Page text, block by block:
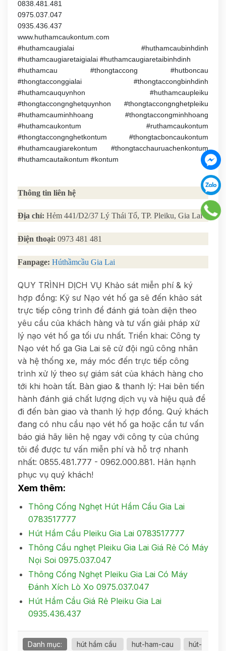
0838.481.481
0975.037.047
0935.436.437
www.huthamcaukontum.com
#huthamcaugialai #huthamcaubinhdinh
#huthamcaugiaretaigialai #huthamcaugiaretaibinhdinh
#huthamcau #thongtaccong #hutboncau
#thongtacconggialai #thongtaccongbinhdinh
#huthamcauquynhon #huthamcaupleiku
#thongtaccongnghetquynhon #thongtaccongnghetpleiku
#huthamcauminhhoang #thongtaccongminhhoang
#huthamcaukontum #ruthamcaukontum
#thongtaccongnghetkontum #thongtacboncaukontum
#huthamcaugiarekontum #thongtacchauruachenkontum
#huthamcautaikontum #kontum
Thông tin liên hệ
Địa chỉ: Hẻm 441/D2/37 Lý Thái Tổ, TP. Pleiku, Gia Lai
Điện thoại: 0973 481 481
Fanpage: Húthầmcầu Gia Lai
QUY TRÌNH DỊCH VỤ Khảo sát miễn phí & ký
hợp đồng: Kỹ sư Nạo vét hố ga sẽ đến khảo sát
trực tiếp công trình để đánh giá toàn diện theo
yêu cầu của khách hàng và tư vấn giải pháp xử
lý nạo vét hố ga tối ưu nhất. Triển khai: Công ty
Nạo vét hố ga Gia Lai sẽ cử đội ngũ công nhân
và hệ thống xe, máy móc đến trực tiếp công
trình xử lý theo sự giám sát của khách hàng cho
tới khi hoàn tất. Bàn giao & thanh lý: Hai bên tiến
hành đánh giá chất lượng dịch vụ và hiệu quả để
đi đến bàn giao và thanh lý hợp đồng. Quý khách
đang có nhu cầu nạo vét hố ga hoặc cần tư vấn
báo giá hãy liên hệ ngay với công ty của chúng
tôi để được tư vấn miễn phí và hỗ trợ nhanh
nhất: 0855.481.777 - 0962.000.881. Hân hạnh
phục vụ quý khách!
Xem thêm:
Thông Cống Nghẹt Hút Hầm Cầu Gia Lai
0783517777
Hút Hầm Cầu Pleiku Gia Lai 0783517777
Thông Cầu nghẹt Pleiku Gia Lai Giá Rẻ Có Máy
Nọi Soi 0975.037.047
Thông Cống Nghẹt Pleiku Gia Lai Có Máy
Đánh Xích Lò Xo 0975.037.047
Hút Hầm Cầu Giá Rẻ Pleiku Gia Lai
0935.436.437
Danh mục: hút hầm cầu hut-ham-cau
hút-